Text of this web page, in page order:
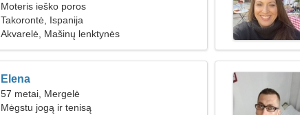
Moteris ieško poros
Takorontė, Ispanija
Akvarelė, Mašinų lenktynės
Elena
57 metai, Mergelė
Mėgstu jogą ir tenisą